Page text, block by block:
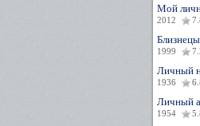
Мой
2012
1999
Личный
1936
Личный
1954